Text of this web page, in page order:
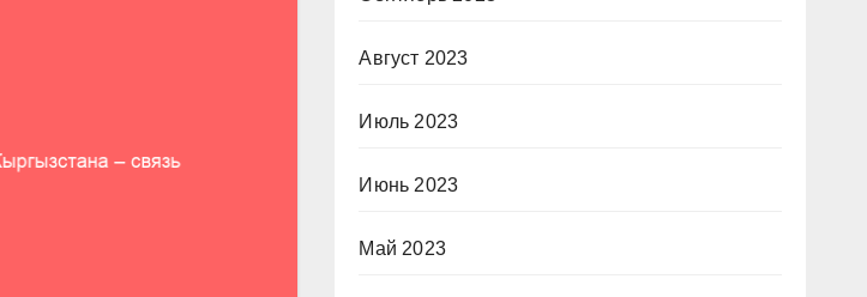
Август 2023
Июль 2023
Июнь 2023
Май 2023